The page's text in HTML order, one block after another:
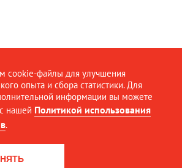
cookie-файлы для улучшения
опыта и сбора статистики. Для
информации вы можете
нашей Политикой использования
.